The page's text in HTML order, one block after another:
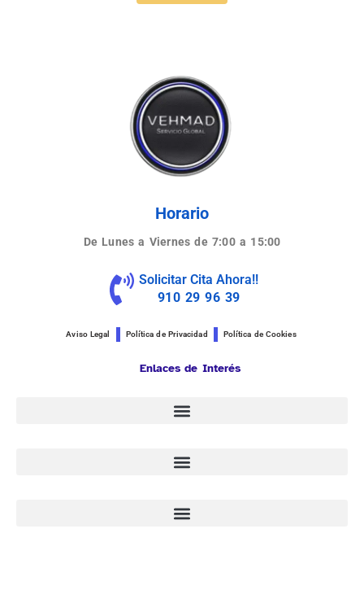
Horario
De Lunes a Viernes de 7:00 a 15:00
Solicitar Cita Ahora!!
910 29 96 39
Aviso Legal Política de Privacidad Política de Cookies
Enlaces de Interés